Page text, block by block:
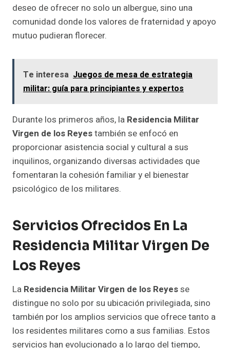
deseo de ofrecer no solo un albergue, sino una
comunidad donde los valores de fraternidad y apoyo
mutuo pudieran florecer.
Te interesa Juegos de mesa de estrategia
militar: guía para principiantes y expertos
Durante los primeros años, la Residencia Militar
Virgen de los Reyestambién se enfocó en
proporcionar asistencia social y cultural a sus
inquilinos, organizando diversas actividades que
fomentaran la cohesión familiar y el bienestar
psicológico de los militares.
Servicios Ofrecidos En La
Residencia Militar Virgen De
Los Reyes
La Residencia Militar Virgen de los Reyesse
distingue no solo por su ubicación privilegiada, sino
también por los amplios servicios que ofrece tanto a
los residentes militares como a sus familias. Estos
servicios han evolucionado a lo largo del tiempo,